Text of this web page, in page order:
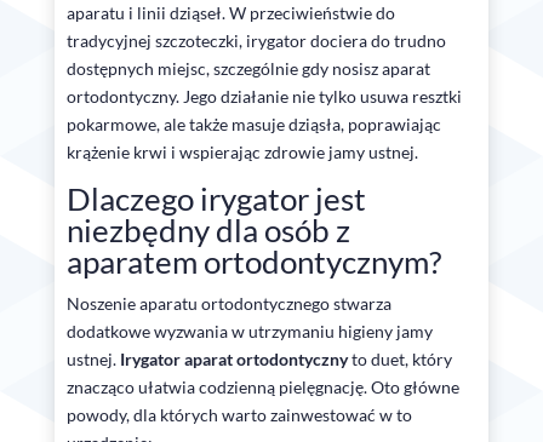
aparatu i linii dziąseł. W przeciwieństwie do
tradycyjnej szczoteczki, irygator dociera do trudno
dostępnych miejsc, szczególnie gdy nosisz aparat
ortodontyczny. Jego działanie nie tylko usuwa resztki
pokarmowe, ale także masuje dziąsła, poprawiając
krążenie krwi i wspierając zdrowie jamy ustnej.
Dlaczego irygator jest
niezbędny dla osób z
aparatem ortodontycznym?
Noszenie aparatu ortodontycznego stwarza
dodatkowe wyzwania w utrzymaniu higieny jamy
ustnej. Irygator aparat ortodontycznyto duet, który
znacząco ułatwia codzienną pielęgnację. Oto główne
powody, dla których warto zainwestować w to